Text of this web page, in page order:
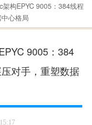
构EPYC 9005：384线程
心格局
9005：384
对手，重塑数据